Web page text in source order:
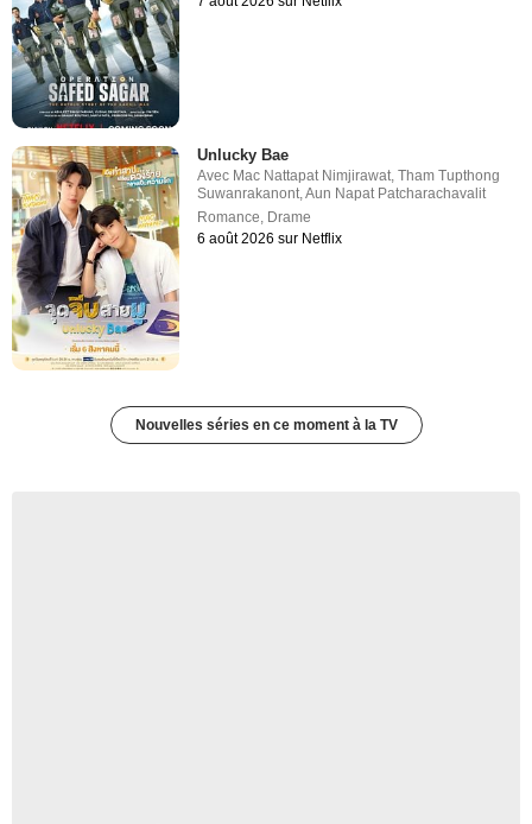
Unlucky Bae
Avec Mac Nattapat Nimjirawat,Tham Tupthong
Suwanrakanont,Aun Napat Patcharachavalit
Romance, Drame
6 août 2026 sur Netflix
Nouvelles séries en ce moment à la TV